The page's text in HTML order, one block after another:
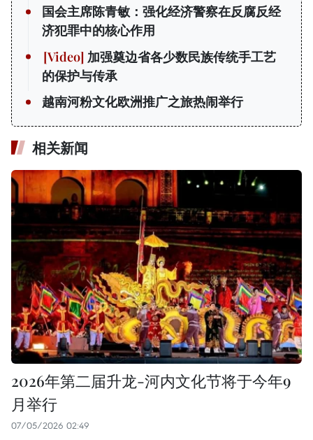
国会主席陈青敏：强化经济警察在反腐反经
济犯罪中的核心作用
加强奠边省各少数民族传统手工艺
的保护与传承
越南河粉文化欧洲推广之旅热闹举行
相关新闻
2026年第二届升龙-河内文化节将于今年9
月举行
07/05/2026 02:49